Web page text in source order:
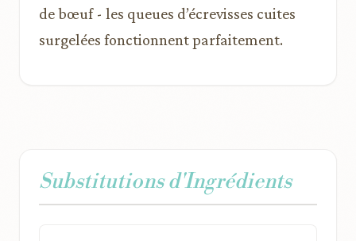
de bœuf - les queues d’écrevisses cuites
surgelées fonctionnent parfaitement.
Substitutions d'Ingrédients